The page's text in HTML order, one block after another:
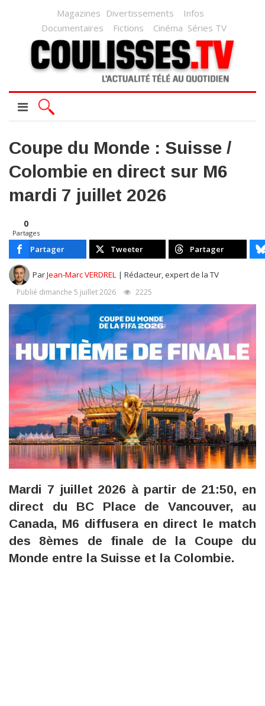
Magazines Divertissements
Infos
Documentaires
Fictions Cinéma Séries TV
Coupe du Monde : Suisse /
Colombie en direct sur M6
mardi 7 juillet 2026
0
Partages
Partager Tweeter Partager
ParJean-Marc VERDREL | Rédacteur, expert de la TV
Publié dimanche 5 juillet 2026 2225
Mardi 7 juillet 2026 à partir de 21:50, en
direct du BC Place de Vancouver, au
Canada, M6 diffusera en direct le match
des 8èmes de finale de la Coupe du
Monde entre la Suisse et la Colombie.